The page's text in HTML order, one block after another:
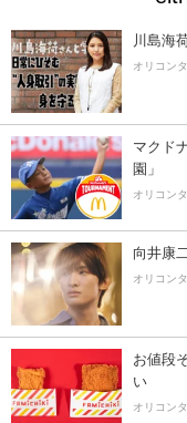
川島海
オリコン
マクド
園」
オリコン
向井康
オリコン
お値段
い
オリコン